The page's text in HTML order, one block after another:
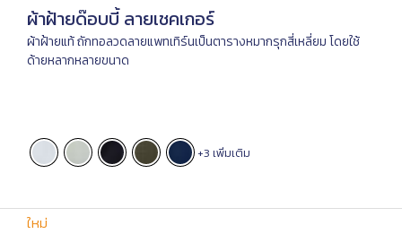
ผ้าฝ้ายด๊อบบี้ ลายเชคเกอร์
ผ้าฝ้ายแท้ ถักทอลวดลายแพทเทิร์นเป็นตารางหมากรุกสี่เหลี่ยม โดยใช้
ด้ายหลากหลายขนาด
+3 เพิ่มเติม
ใหม่